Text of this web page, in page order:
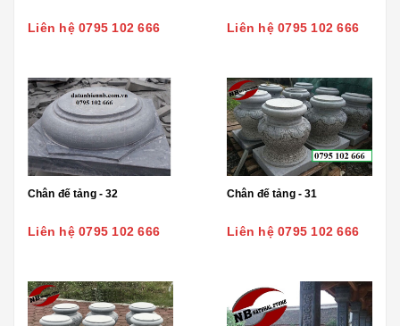
Liên hệ 0795 102 666 Liên hệ 0795 102 666
Chân đế tảng - 32
Liên hệ 0795 102 666
Chân đế tảng - 31
Liên hệ 0795 102 666